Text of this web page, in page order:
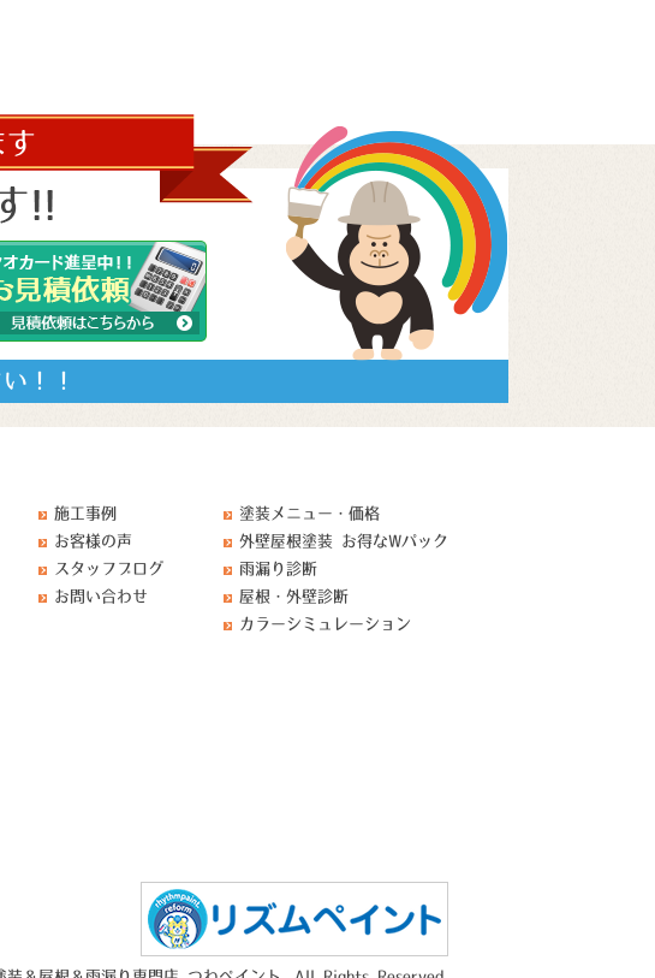
！！
施工事例
お客様の声
スタッフブログ
お問い合わせ
塗装メニュー・価格
外壁屋根塗装 お得なWパック
雨漏り診断
屋根・外壁診断
カラーシミュレーション